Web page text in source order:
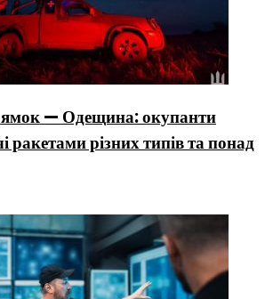
— Одещина: окупанти
ракетами різних типів та понад